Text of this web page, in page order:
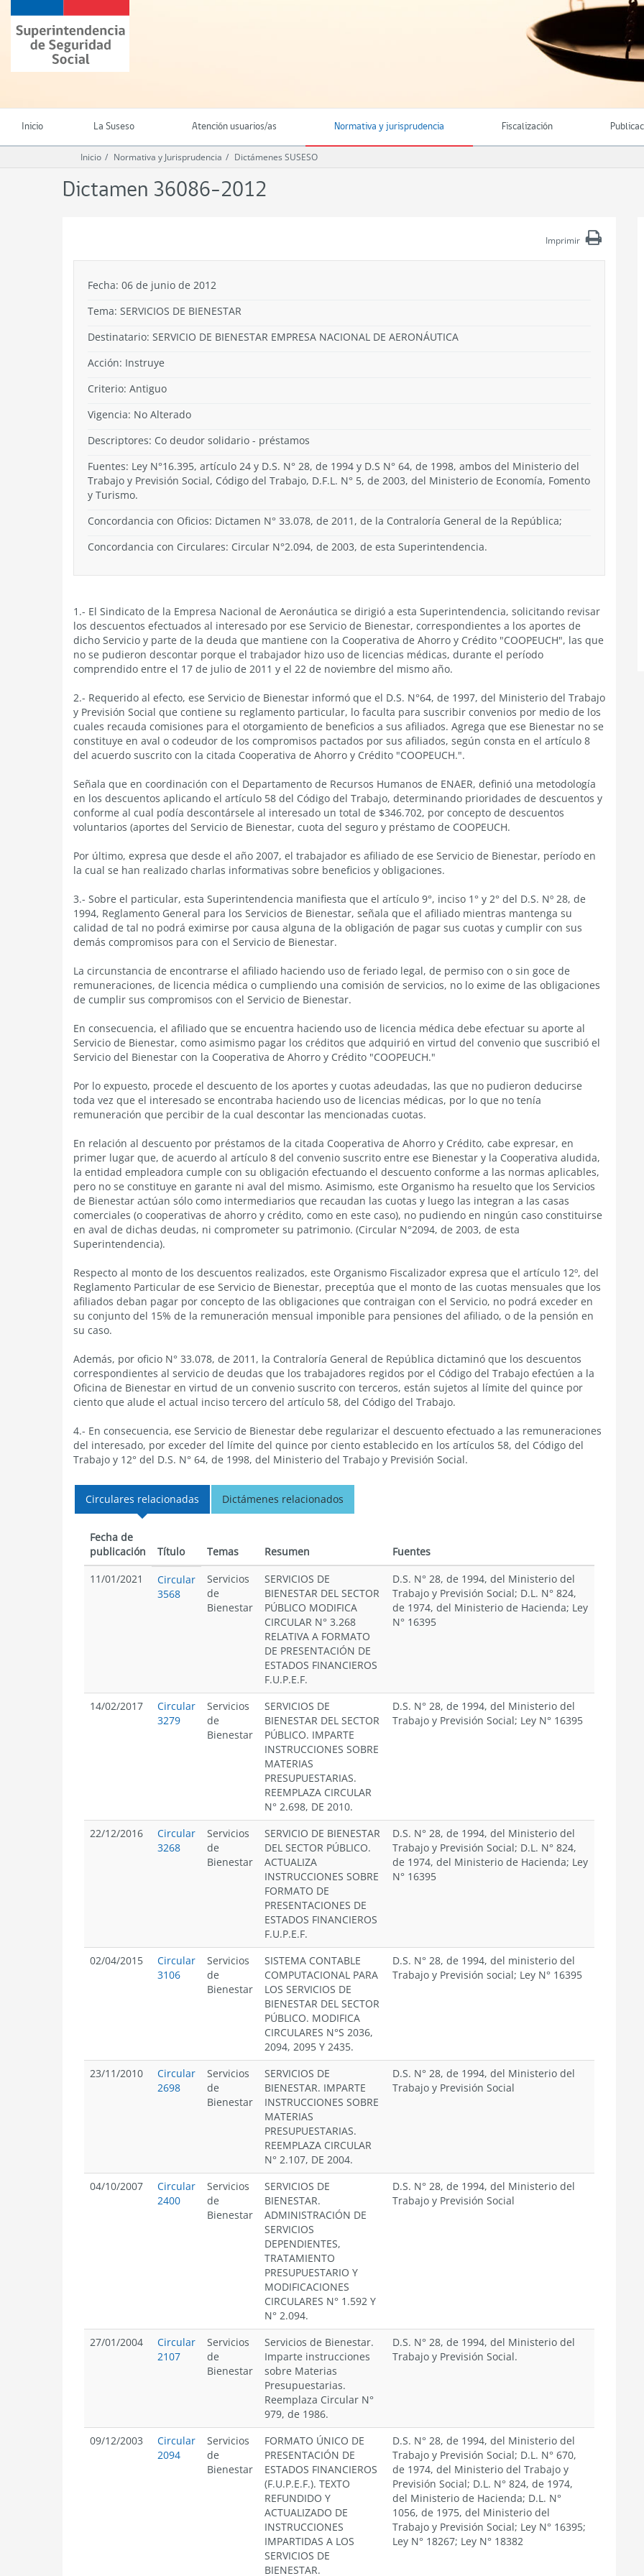
contenido
principal
Superintendencia
de
Seguridad
(SUSESO)
Chile
Inicio La Suseso Atención usuarios/as Normativa y jurisprudencia Fiscalización
Inicio Normativa y Jurisprudencia Dictámenes SUSESO
Dictamen 36086-2012
Imprimir
Fecha: 06 de junio de 2012
Tema: SERVICIOS DE BIENESTAR
Destinatario: SERVICIO DE BIENESTAR EMPRESA NACIONAL DE AERONÁUTICA
Acción: Instruye
Criterio: Antiguo
Vigencia: No Alterado
Descriptores: Co deudor solidario - préstamos
Fuentes: Ley N°16.395, artículo 24 y D.S. N° 28, de 1994 y D.S N° 64, de 1998, ambos del Ministerio del
Trabajo y Previsión Social, Código del Trabajo, D.F.L. N° 5, de 2003, del Ministerio de Economía, Fomento
y Turismo.
Concordancia con Oficios: Dictamen N° 33.078, de 2011, de la Contraloría General de la República;
Concordancia con Circulares: Circular N°2.094, de 2003, de esta Superintendencia.
1.- El Sindicato de la Empresa Nacional de Aeronáutica se dirigió a esta Superintendencia, solicitando revisar
los descuentos efectuados al interesado por ese Servicio de Bienestar, correspondientes a los aportes de
dicho Servicio y parte de la deuda que mantiene con la Cooperativa de Ahorro y Crédito "COOPEUCH", las que
no se pudieron descontar porque el trabajador hizo uso de licencias médicas, durante el período
comprendido entre el 17 de julio de 2011 y el 22 de noviembre del mismo año.
2.- Requerido al efecto, ese Servicio de Bienestar informó que el D.S. N°64, de 1997, del Ministerio del Trabajo
y Previsión Social que contiene su reglamento particular, lo faculta para suscribir convenios por medio de los
cuales recauda comisiones para el otorgamiento de beneficios a sus afiliados. Agrega que ese Bienestar no se
constituye en aval o codeudor de los compromisos pactados por sus afiliados, según consta en el artículo 8
del acuerdo suscrito con la citada Cooperativa de Ahorro y Crédito "COOPEUCH.".
Señala que en coordinación con el Departamento de Recursos Humanos de ENAER, definió una metodología
en los descuentos aplicando el artículo 58 del Código del Trabajo, determinando prioridades de descuentos y
conforme al cual podía descontársele al interesado un total de $346.702, por concepto de descuentos
voluntarios (aportes del Servicio de Bienestar, cuota del seguro y préstamo de COOPEUCH.
Por último, expresa que desde el año 2007, el trabajador es afiliado de ese Servicio de Bienestar, período en
la cual se han realizado charlas informativas sobre beneficios y obligaciones.
3.- Sobre el particular, esta Superintendencia manifiesta que el artículo 9°, inciso 1° y 2° del D.S. Nº 28, de
1994, Reglamento General para los Servicios de Bienestar, señala que el afiliado mientras mantenga su
calidad de tal no podrá eximirse por causa alguna de la obligación de pagar sus cuotas y cumplir con sus
demás compromisos para con el Servicio de Bienestar.
La circunstancia de encontrarse el afiliado haciendo uso de feriado legal, de permiso con o sin goce de
remuneraciones, de licencia médica o cumpliendo una comisión de servicios, no lo exime de las obligaciones
de cumplir sus compromisos con el Servicio de Bienestar.
En consecuencia, el afiliado que se encuentra haciendo uso de licencia médica debe efectuar su aporte al
Servicio de Bienestar, como asimismo pagar los créditos que adquirió en virtud del convenio que suscribió el
Servicio del Bienestar con la Cooperativa de Ahorro y Crédito "COOPEUCH."
Por lo expuesto, procede el descuento de los aportes y cuotas adeudadas, las que no pudieron deducirse
toda vez que el interesado se encontraba haciendo uso de licencias médicas, por lo que no tenía
remuneración que percibir de la cual descontar las mencionadas cuotas.
En relación al descuento por préstamos de la citada Cooperativa de Ahorro y Crédito, cabe expresar, en
primer lugar que, de acuerdo al artículo 8 del convenio suscrito entre ese Bienestar y la Cooperativa aludida,
la entidad empleadora cumple con su obligación efectuando el descuento conforme a las normas aplicables,
pero no se constituye en garante ni aval del mismo. Asimismo, este Organismo ha resuelto que los Servicios
de Bienestar actúan sólo como intermediarios que recaudan las cuotas y luego las integran a las casas
comerciales (o cooperativas de ahorro y crédito, como en este caso), no pudiendo en ningún caso constituirse
en aval de dichas deudas, ni comprometer su patrimonio. (Circular N°2094, de 2003, de esta
Superintendencia).
Respecto al monto de los descuentos realizados, este Organismo Fiscalizador expresa que el artículo 12º, del
Reglamento Particular de ese Servicio de Bienestar, preceptúa que el monto de las cuotas mensuales que los
afiliados deban pagar por concepto de las obligaciones que contraigan con el Servicio, no podrá exceder en
su conjunto del 15% de la remuneración mensual imponible para pensiones del afiliado, o de la pensión en
su caso.
Además, por oficio N° 33.078, de 2011, la Contraloría General de República dictaminó que los descuentos
correspondientes al servicio de deudas que los trabajadores regidos por el Código del Trabajo efectúen a la
Oficina de Bienestar en virtud de un convenio suscrito con terceros, están sujetos al límite del quince por
ciento que alude el actual inciso tercero del artículo 58, del Código del Trabajo.
4.- En consecuencia, ese Servicio de Bienestar debe regularizar el descuento efectuado a las remuneraciones
del interesado, por exceder del límite del quince por ciento establecido en los artículos 58, del Código del
Trabajo y 12° del D.S. N° 64, de 1998, del Ministerio del Trabajo y Previsión Social.
Circulares relacionadas Dictámenes relacionados
Fecha de
publicación
Título Temas Resumen
Fuentes
11/01/2021
Circular
3568
Servicios
de
Bienestar
SERVICIOS DE
BIENESTAR DEL SECTOR
PÚBLICO MODIFICA
CIRCULAR N° 3.268
RELATIVA A FORMATO
DE PRESENTACIÓN DE
ESTADOS FINANCIEROS
F.U.P.E.F.
D.S. N° 28, de 1994, del Ministerio del
Trabajo y Previsión Social; D.L. N° 824,
de 1974, del Ministerio de Hacienda; Ley
N° 16395
14/02/2017
Circular
3279
Servicios
de
Bienestar
SERVICIOS DE
BIENESTAR DEL SECTOR
PÚBLICO. IMPARTE
INSTRUCCIONES SOBRE
MATERIAS
PRESUPUESTARIAS.
REEMPLAZA CIRCULAR
N° 2.698, DE 2010.
D.S. N° 28, de 1994, del Ministerio del
Trabajo y Previsión Social; Ley N° 16395
22/12/2016
Circular
3268
Servicios
de
Bienestar
SERVICIO DE BIENESTAR
DEL SECTOR PÚBLICO.
ACTUALIZA
INSTRUCCIONES SOBRE
FORMATO DE
PRESENTACIONES DE
ESTADOS FINANCIEROS
F.U.P.E.F.
D.S. N° 28, de 1994, del Ministerio del
Trabajo y Previsión Social; D.L. N° 824,
de 1974, del Ministerio de Hacienda; Ley
N° 16395
02/04/2015
Circular
3106
Servicios
de
Bienestar
SISTEMA CONTABLE
COMPUTACIONAL PARA
LOS SERVICIOS DE
BIENESTAR DEL SECTOR
PÚBLICO. MODIFICA
CIRCULARES N°S 2036,
2094, 2095 Y 2435.
D.S. N° 28, de 1994, del ministerio del
Trabajo y Previsión social; Ley N° 16395
23/11/2010
Circular
2698
Servicios
de
Bienestar
SERVICIOS DE
BIENESTAR. IMPARTE
INSTRUCCIONES SOBRE
MATERIAS
PRESUPUESTARIAS.
REEMPLAZA CIRCULAR
N° 2.107, DE 2004.
D.S. N° 28, de 1994, del Ministerio del
Trabajo y Previsión Social
04/10/2007
Circular
2400
Servicios
de
Bienestar
SERVICIOS DE
BIENESTAR.
ADMINISTRACIÓN DE
SERVICIOS
DEPENDIENTES,
TRATAMIENTO
PRESUPUESTARIO Y
MODIFICACIONES
CIRCULARES N° 1.592 Y
N° 2.094.
D.S. N° 28, de 1994, del Ministerio del
Trabajo y Previsión Social
27/01/2004
Circular
2107
Servicios
de
Bienestar
Servicios de Bienestar.
Imparte instrucciones
sobre Materias
Presupuestarias.
Reemplaza Circular N°
979, de 1986.
D.S. N° 28, de 1994, del Ministerio del
Trabajo y Previsión Social.
09/12/2003
Circular
2094
Servicios
de
Bienestar
FORMATO ÚNICO DE
PRESENTACIÓN DE
ESTADOS FINANCIEROS
(F.U.P.E.F.). TEXTO
REFUNDIDO Y
ACTUALIZADO DE
INSTRUCCIONES
IMPARTIDAS A LOS
SERVICIOS DE
BIENESTAR.
D.S. N° 28, de 1994, del Ministerio del
Trabajo y Previsión Social; D.L. N° 670,
de 1974, del Ministerio del Trabajo y
Previsión Social; D.L. N° 824, de 1974,
del Ministerio de Hacienda; D.L. N°
1056, de 1975, del Ministerio del
Trabajo y Previsión Social; Ley N° 16395;
Ley N° 18267; Ley N° 18382